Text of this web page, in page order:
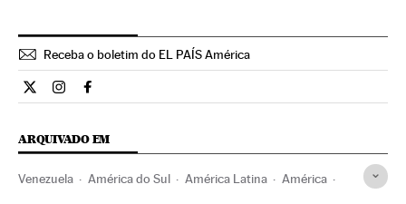
Receba o boletim do EL PAÍS América
Internacional El País Brasil en Twitter
Internacional El País Brasil en Instagram
Internacional El País Brasil en Facebook
ARQUIVADO EM
Venezuela América do Sul América Latina América